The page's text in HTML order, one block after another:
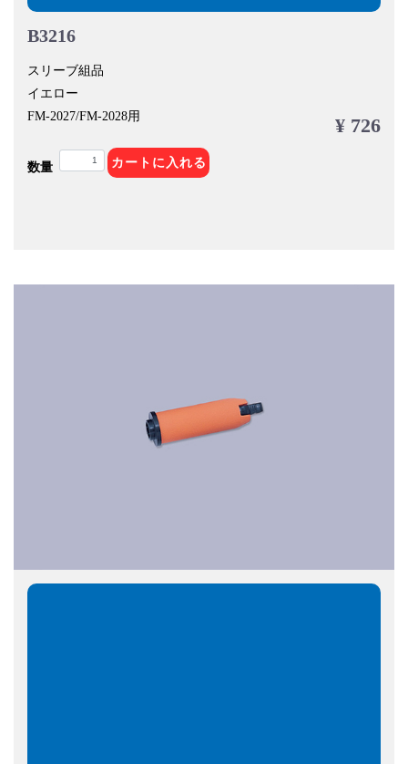
B3216
スリーブ組品
イエロー
FM-2027/FM-2028用
¥ 726
数量 カートに入れる